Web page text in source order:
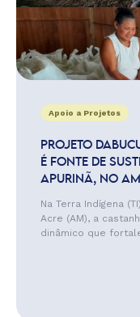
Apoio a Projetos
PROJETO
É FONTE DE
APURINÃ, NO
Na Terra Indígena
Acre (AM), a
dinâmico que